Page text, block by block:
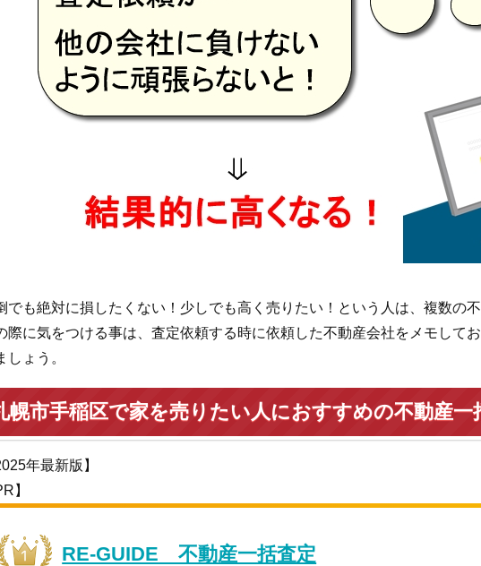
でも絶対に損したくない！少しでも高く売りたい！という人は、複数の
際に気をつける事は、査定依頼する時に依頼した不動産会社をメモして
しょう。
幌市手稲区で家を売りたい人におすすめの不動産
年最新版】
】
RE-GUIDE 不動産一括査定